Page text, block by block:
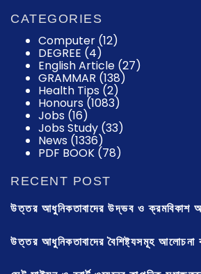
CATEGORIES
Computer (12)
DEGREE (4)
English Article (27)
GRAMMAR (138)
Health Tips (2)
Honours (1083)
Jobs (16)
Jobs Study (33)
News (1336)
PDF BOOK (78)
RECENT POST
উত্তর আধুনিকতাবাদের উদ্ভব ও ক্রমবিকাশ
উত্তর আধুনিকতাবাদের বৈশিষ্ট্যসমূহ আলোচনা